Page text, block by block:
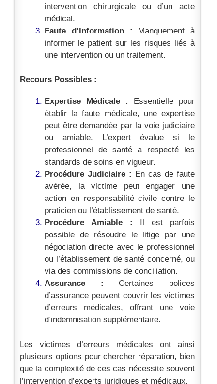
intervention chirurgicale ou d’un acte
médical.
Faute d’Information : Manquement à
informer le patient sur les risques liés à
une intervention ou un traitement.
Recours Possibles :
Expertise Médicale :
Essentielle pour
établir la faute médicale, une expertise
peut être demandée par la voie judiciaire
ou amiable. L’expert évalue si le
professionnel de santé a respecté les
standards de soins en vigueur.
Procédure Judiciaire : En cas de faute
avérée, la victime peut engager une
action en responsabilité civile contre le
praticien ou l’établissement de santé.
Procédure Amiable :
Il est parfois
possible de résoudre le litige par une
négociation directe avec le professionnel
ou l’établissement de santé concerné, ou
via des commissions de conciliation.
Assurance : Certaines polices
d’assurance peuvent couvrir les victimes
d’erreurs médicales, offrant une voie
d’indemnisation supplémentaire.
Les victimes d’erreurs médicales ont ainsi
plusieurs options pour chercher réparation, bien
que la complexité de ces cas nécessite souvent
l’intervention d’experts juridiques et médicaux.